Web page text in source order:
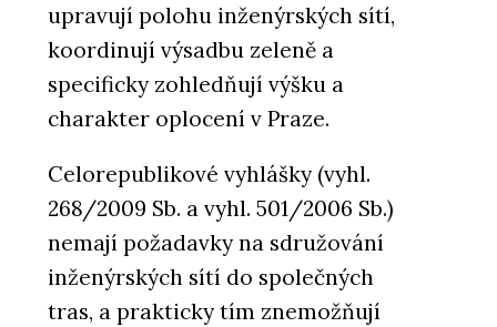
upravují polohu inženýrských sítí,
koordinují výsadbu zeleně a
specificky zohledňují výšku a
charakter oplocení v Praze.
Celorepublikové vyhlášky (vyhl.
268/2009 Sb. a vyhl. 501/2006 Sb.)
nemají požadavky na sdružování
inženýrských sítí do společných
tras, a prakticky tím znemožňují